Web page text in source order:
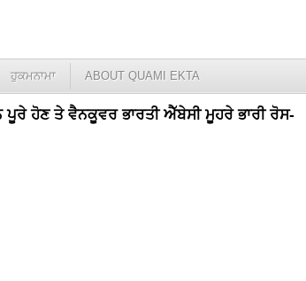
ਹੁਕਮਨਾਮਾ ABOUT QUAMI EKTA
ਪੂਰੇ ਹੋਣ ਤੇ ਵੈਨਕੂਵਰ ਭਾਰਤੀ ਐੱਬੇਸੀ ਮੂਹਰੇ ਭਾਰੀ ਰੋਸ-